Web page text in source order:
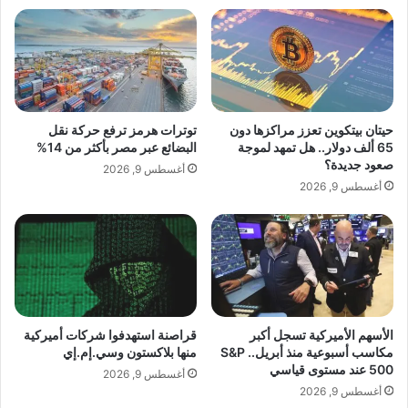
View this post on Instagram
A post shared by Ines Harrak (@ines__harrak)
م
ج
ا
ل
ت
ن
ي
م
ا
م
ن
ا
ا
ت
و
ا
ل
ع
ن
إ
ط
ل
ا
م
ج
م
ع
ة
أ
ا
ء
ر
م
ض
حيتان بيتكوين تعزز مراكزها دون
65 ألف دولار.. هل تمهد لموجة
صعود جديدة؟
أغسطس 9, 2026
توترات هرمز ترفع حركة نقل
البضائع عبر مصر بأكثر من 14%
أغسطس 9, 2026
الأسهم الأميركية تسجل أكبر
مكاسب أسبوعية منذ أبريل.. S&P
500 عند مستوى قياسي
أغسطس 9, 2026
قراصنة استهدفوا شركات أميركية
منها بلاكستون وسي.إم.إي
أغسطس 9, 2026